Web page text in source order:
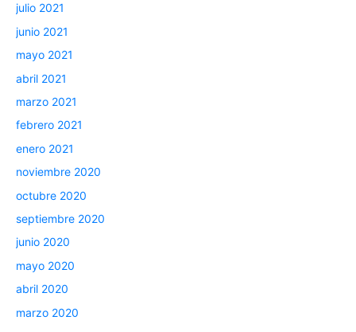
julio 2021
junio 2021
mayo 2021
abril 2021
marzo 2021
febrero 2021
enero 2021
noviembre 2020
octubre 2020
septiembre 2020
junio 2020
mayo 2020
abril 2020
marzo 2020